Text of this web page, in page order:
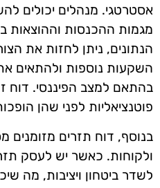
אסטרטגי. מנהלים יכולים
מגמות ההכנסות וההוצאות
הנתונים, ניתן לחזות את
השקעות נוספות ולהתאים
בהתאם למצב הפיננסי. דוח זה
פוטנציאליות לפני שהן
בנוסף, דוח תזרים מזומנים
ולקוחות. כאשר יש לעסק
לשדר ביטחון ויציבות, מה